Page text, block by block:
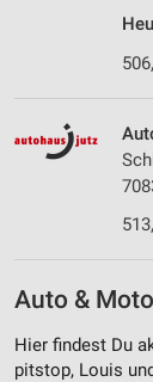
Auto &
Hier findest Du
pitstop, Louis